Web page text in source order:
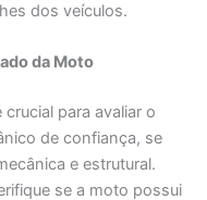
dos veículos.
da Moto
para avaliar o
de confiança, se
e estrutural.
se a moto possui